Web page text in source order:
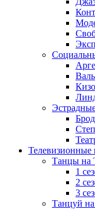
Степ
Телевизионные
Танцы на
1
2
3
Танцуй